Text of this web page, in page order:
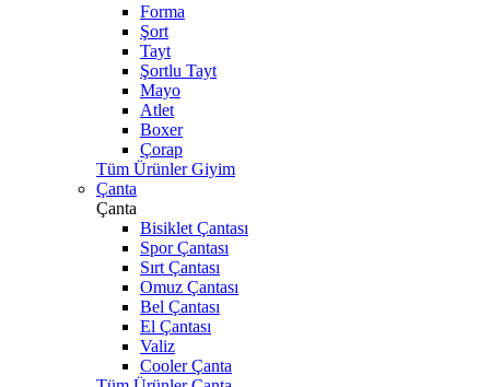
Forma
Şort
Tayt
Şortlu Tayt
Mayo
Atlet
Boxer
Çorap
Tüm Ürünler Giyim
Çanta
Çanta
Bisiklet Çantası
Spor Çantası
Sırt Çantası
Omuz Çantası
Bel Çantası
El Çantası
Valiz
Cooler Çanta